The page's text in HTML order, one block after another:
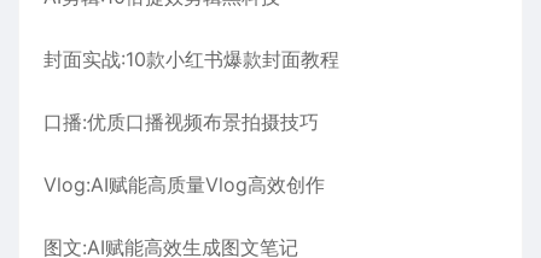
封面实战:10款小红书爆款封面教程
口播:优质口播视频布景拍摄技巧
Vlog:AI赋能高质量Vlog高效创作
图文:AI赋能高效生成图文笔记